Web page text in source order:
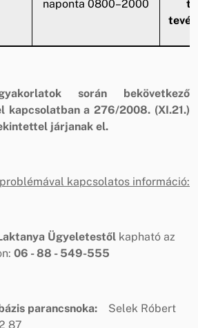
naponta 0800–2000
során bekövetkező
kapcsolatban a 276/2008. (XI.21.)
járjanak el.
kapcsolatos információ:
Ügyeletestől kapható az
06 - 88 - 549-555
parancsnoka: Selek Róbert
87